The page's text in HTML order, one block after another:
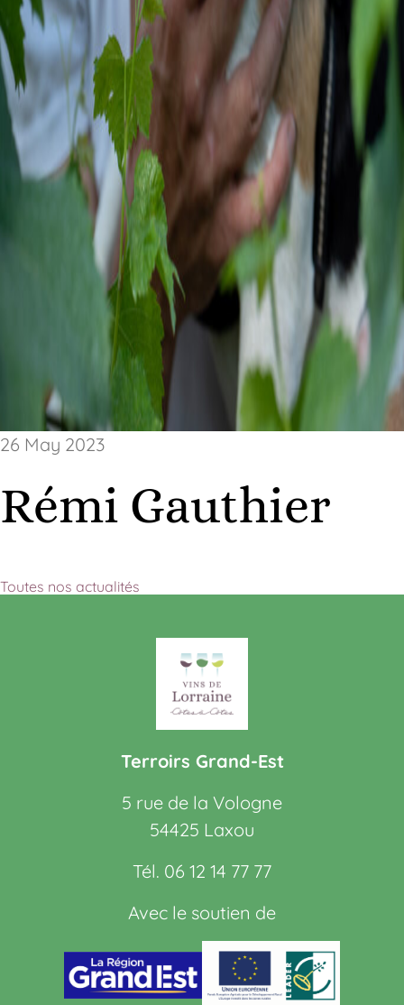
26 May 2023
Rémi Gauthier
Toutes nos actualités
Terroirs Grand-Est
5 rue de la Vologne
54425 Laxou
Tél. 06 12 14 77 77
Avec le soutien de